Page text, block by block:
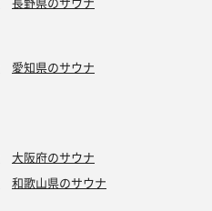
愛知県のサウナ
大阪府のサウナ
和歌山県のサウナ